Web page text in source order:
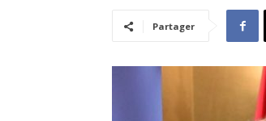
Partager